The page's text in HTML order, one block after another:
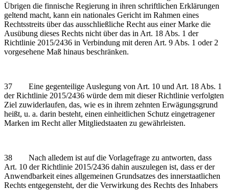
Übrigen die finnische Regierung in ihren schriftlichen Erklärungen
geltend macht, kann ein nationales Gericht im Rahmen eines
Rechtsstreits über das ausschließliche Recht aus einer Marke die
Ausübung dieses Rechts nicht über das in Art. 18 Abs. 1 der
Richtlinie 2015/2436 in Verbindung mit deren Art. 9 Abs. 1 oder 2
vorgesehene Maß hinaus beschränken.
37 Eine gegenteilige Auslegung von Art. 10 und Art. 18 Abs. 1
der Richtlinie 2015/2436 würde dem mit dieser Richtlinie verfolgten
Ziel zuwiderlaufen, das, wie es in ihrem zehnten Erwägungsgrund
heißt, u. a. darin besteht, einen einheitlichen Schutz eingetragener
Marken im Recht aller Mitgliedstaaten zu gewährleisten.
38 Nach alledem ist auf die Vorlagefrage zu antworten, dass
Art. 10 der Richtlinie 2015/2436 dahin auszulegen ist, dass er der
Anwendbarkeit eines allgemeinen Grundsatzes des innerstaatlichen
Rechts entgegensteht, der die Verwirkung des Rechts des Inhabers